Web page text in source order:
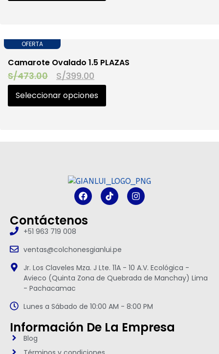
OFERTA
Camarote Ovalado 1.5 PLAZAS
S/473.00 S/399.00
Seleccionar opciones
Contáctenos
+51 963 719 008
ventas@colchonesgianlui.pe
Jr. Los Claveles Mza. J Lte. 11A - 10 A.V. Ecológica -
Avieco (Quinta Zona de Quebrada de Manchay) Lima
- Pachacamac
Lunes a Sábado de 10:00 AM - 8:00 PM
Información De La Empresa
Blog